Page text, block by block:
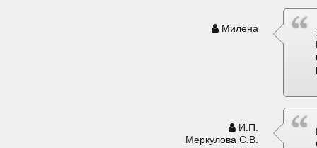
Милена
И.П.
Меркулова С.В.